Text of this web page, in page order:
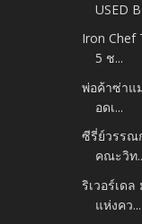
USED
Iron Chef
5 ช...
พ่อค้าซ่าแ
อดเ...
ซีรี่ย์วรรณ
คณะวิท
ริเวอร์เด
แห่งคว...